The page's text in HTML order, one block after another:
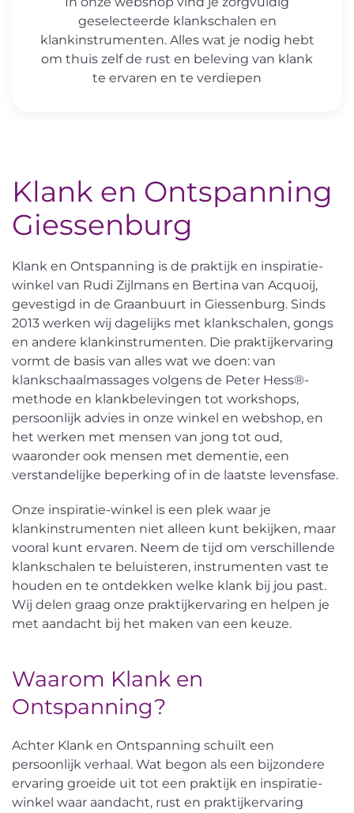
geselecteerde klankschalen en
klankinstrumenten. Alles wat je nodig hebt
om thuis zelf de rust en beleving van klank
te ervaren en te verdiepen
Klank en Ontspanning
Giessenburg
Klank en Ontspanning is de praktijk en inspiratie-
winkel van Rudi Zijlmans en Bertina van Acquoij,
gevestigd in de Graanbuurt in Giessenburg. Sinds
2013 werken wij dagelijks met klankschalen, gongs
en andere klankinstrumenten. Die praktijkervaring
vormt de basis van alles wat we doen: van
klankschaalmassages volgens de Peter Hess®-
methode en klankbelevingen tot workshops,
persoonlijk advies in onze winkel en webshop, en
het werken met mensen van jong tot oud,
waaronder ook mensen met dementie, een
verstandelijke beperking of in de laatste levensfase.
Onze inspiratie-winkel is een plek waar je
klankinstrumenten niet alleen kunt bekijken, maar
vooral kunt ervaren. Neem de tijd om verschillende
klankschalen te beluisteren, instrumenten vast te
houden en te ontdekken welke klank bij jou past.
Wij delen graag onze praktijkervaring en helpen je
met aandacht bij het maken van een keuze.
Waarom Klank en
Ontspanning?
Achter Klank en Ontspanning schuilt een
persoonlijk verhaal. Wat begon als een bijzondere
ervaring groeide uit tot een praktijk en inspiratie-
winkel waar aandacht, rust en praktijkervaring